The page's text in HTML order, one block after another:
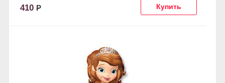
410 Р